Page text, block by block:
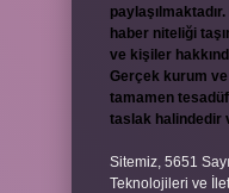
haber niteliği
ve kişiler
Gerçek kurum
tamamen
taslak halindedir
Sitemiz, 5651
Teknolojileri ve